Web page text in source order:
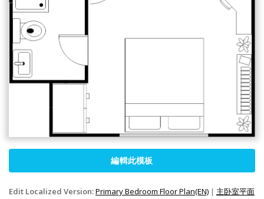
編輯此模板
Edit Localized Version:Primary Bedroom Floor Plan(EN) | 主卧室平面